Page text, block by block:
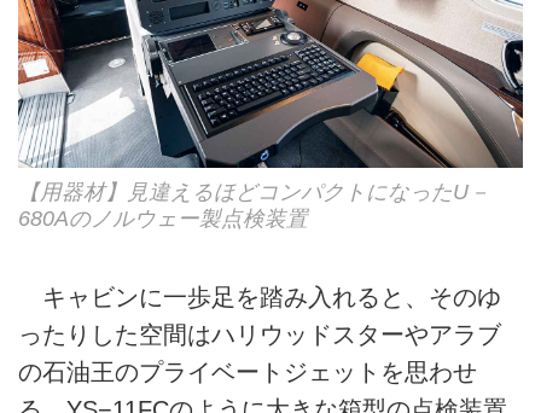
【用器材】見違えるほどコンパクトになったU－
680Aのノルウェー製点検装置
キャビンに一歩足を踏み入れると、そのゆ
ったりした空間はハリウッドスターやアラブ
の石油王のプライベートジェットを思わせ